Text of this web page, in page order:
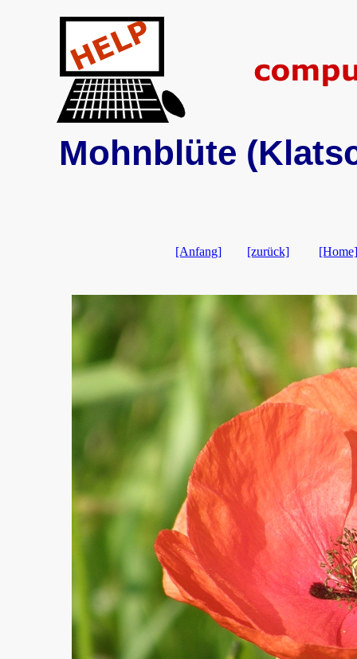
Mohnblüte
[Anfang] [zurück] [Home]